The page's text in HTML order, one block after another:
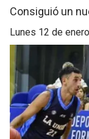
Consiguió un
lunes 12 de